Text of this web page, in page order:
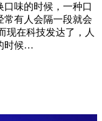
口味的时候，一种口
常有人会隔一段就会
现在科技发达了，人
时候…